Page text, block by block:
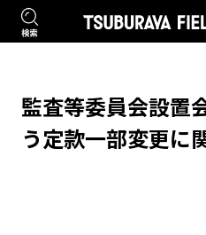
監査等委員会設置
う定款一部変更に